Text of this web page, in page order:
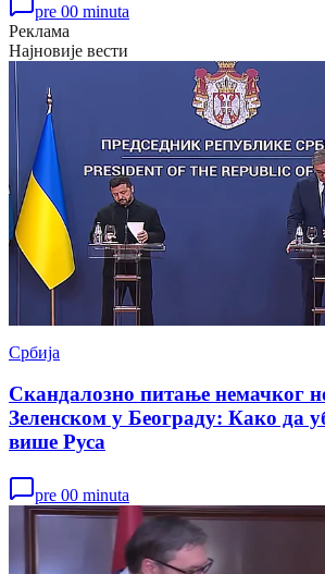
pre 00 minuta
Реклама
Најновије вести
Србија
Скандалозно питање немачког
Зеленском у Београду: Како да
више Руса
pre 00 minuta